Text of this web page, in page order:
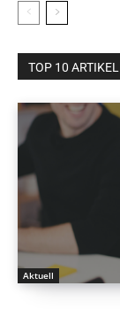
TOP 10 ARTIKEL
Aktuell